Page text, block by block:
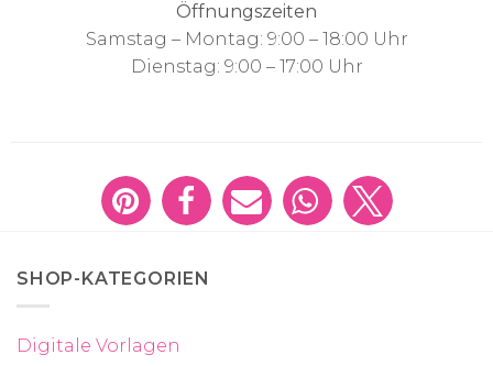
Öffnungszeiten
Samstag – Montag: 9:00 – 18:00 Uhr
Dienstag: 9:00 – 17:00 Uhr
SHOP-KATEGORIEN
Digitale Vorlagen